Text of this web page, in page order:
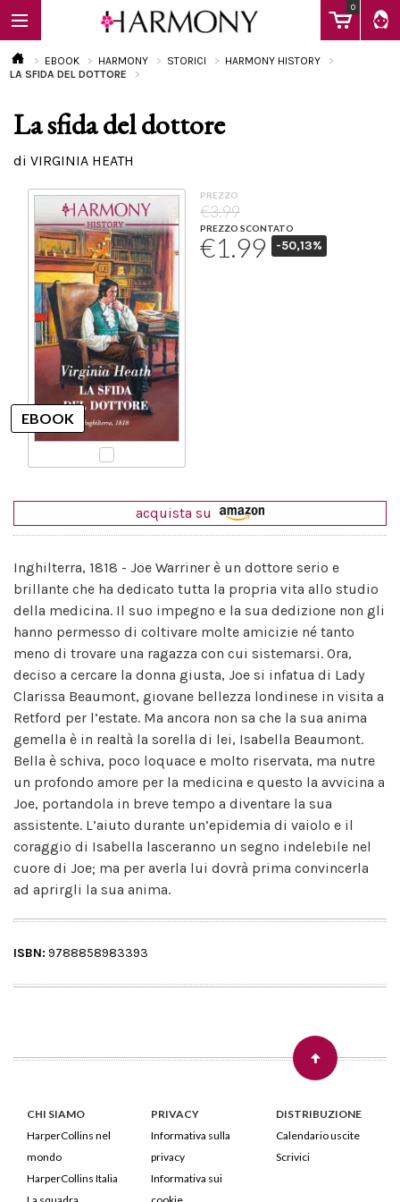
0
EBOOK
Calendario
EBOOK HARMONY STORICI
HARMONY HISTORY
LA SFIDA DEL DOTTORE
La sfida del dottore
di VIRGINIA HEATH
PREZZO
€3.99
PREZZO SCONTATO
€1.99 -50,13%
acquista su
Inghilterra, 1818 - Joe Warriner è un dottore serio e
brillante che ha dedicato tutta la propria vita allo studio
della medicina. Il suo impegno e la sua dedizione non gli
hanno permesso di coltivare molte amicizie né tanto
meno di trovare una ragazza con cui sistemarsi. Ora,
deciso a cercare la donna giusta, Joe si infatua di Lady
Clarissa Beaumont, giovane bellezza londinese in visita a
Retford per l’estate. Ma ancora non sa che la sua anima
gemella è in realtà la sorella di lei, Isabella Beaumont.
Bella è schiva, poco loquace e molto riservata, ma nutre
un profondo amore per la medicina e questo la avvicina a
Joe, portandola in breve tempo a diventare la sua
assistente. L’aiuto durante un’epidemia di vaiolo e il
coraggio di Isabella lasceranno un segno indelebile nel
cuore di Joe; ma per averla lui dovrà prima convincerla
ad aprirgli la sua anima.
ISBN: 9788858983393
CHI SIAMO
HarperCollins nel
mondo
HarperCollins Italia
PRIVACY
Informativa sulla
privacy
Informativa sui
DISTRIBUZIONE
Calendario uscite
Scrivici